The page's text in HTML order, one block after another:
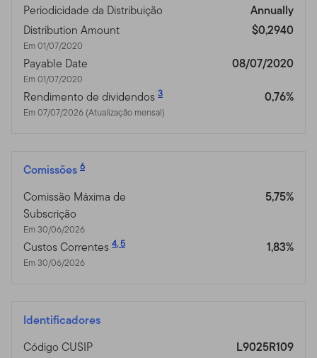
Periodicidade da Distribuição
Annually
Distribution Amount
Em 01/07/2020
$0,2940
Payable Date
Em 01/07/2020
08/07/2020
Rendimento de dividendos 3
Em 07/07/2026 (Atualização mensal)
0,76%
Comissões 6
Comissão Máxima de
Subscrição
Em 30/06/2026
5,75%
Custos Correntes 4,5
Em 30/06/2026
1,83%
Identificadores
Código CUSIP
L9025R109